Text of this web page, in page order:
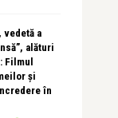
vedetă a
alături
Filmul
și
în